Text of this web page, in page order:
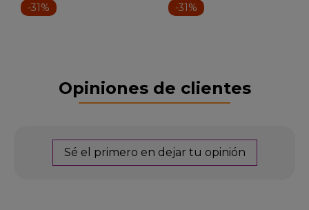
-31% -31%
Opiniones de clientes
Sé el primero en dejar tu opinión